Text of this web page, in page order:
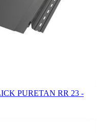
PURETAN RR 23 -